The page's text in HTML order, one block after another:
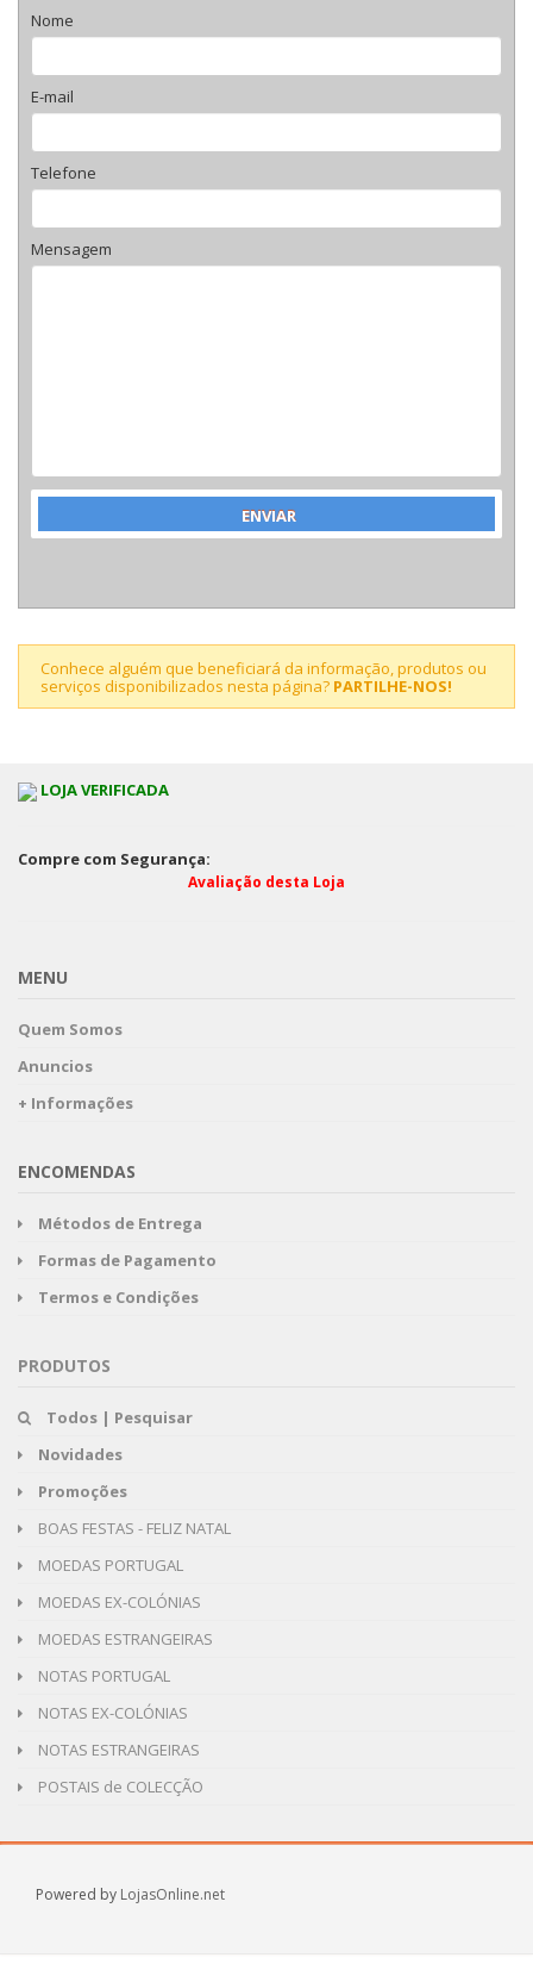
Nome
E-mail
Telefone
Mensagem
Conhece alguém que beneficiará da informação, produtos ou
serviços disponibilizados nesta página? PARTILHE-NOS!
LOJA VERIFICADA
Compre com Segurança:
Avaliação desta Loja
MENU
Quem Somos
Anuncios
+ Informações
ENCOMENDAS
Métodos de Entrega
Formas de Pagamento
Termos e Condições
PRODUTOS
Todos | Pesquisar
Novidades
Promoções
BOAS FESTAS - FELIZ NATAL
MOEDAS PORTUGAL
MOEDAS EX-COLÓNIAS
MOEDAS ESTRANGEIRAS
NOTAS PORTUGAL
NOTAS EX-COLÓNIAS
NOTAS ESTRANGEIRAS
POSTAIS de COLECÇÃO
Powered by LojasOnline.net